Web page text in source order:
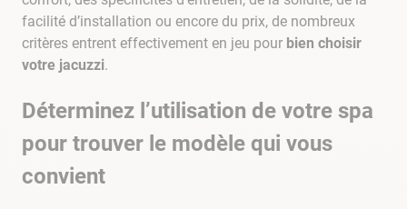
facilité d’installation ou encore du prix, de nombreux
critères entrent effectivement en jeu pour bien choisir
votre jacuzzi.
Déterminez l’utilisation de votre spa
pour trouver le modèle qui vous
convient